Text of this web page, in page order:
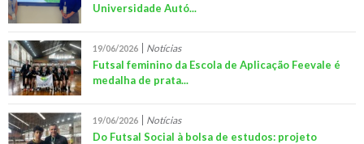
Universidade Autó...
19/06/2026 Notícias
Futsal feminino da Escola de Aplicação Feevale é
medalha de prata...
19/06/2026 Notícias
Do Futsal Social à bolsa de estudos: projeto